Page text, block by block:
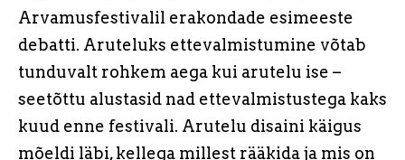
Arvamusfestivalil erakondade esimeeste
debatti. Aruteluks ettevalmistumine võtab
tunduvalt rohkem aega kui arutelu ise –
seetõttu alustasid nad ettevalmistustega kaks
kuud enne festivali. Arutelu disaini käigus
mõeldi läbi, kellega millest rääkida ja mis on